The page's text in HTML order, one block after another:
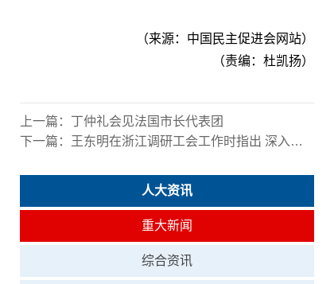
（来源： 中国民主促进会网站）
（责编：杜凯扬）
上一篇： 丁仲礼会见法国市长代表团
下一篇：
王东明在浙江调研工会工作时指出 深入学习宣传和贯彻落实党的二十届三中全会精神 努力把党中央决策部署落到实处
人大资讯
重大新闻
综合资讯